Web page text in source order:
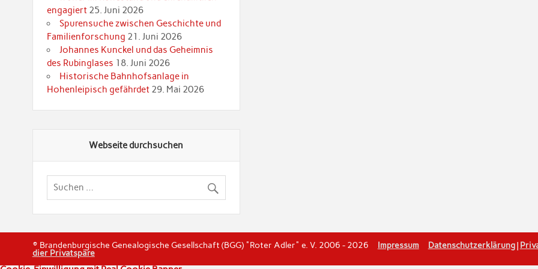
engagiert 25. Juni 2026
Spurensuche zwischen Geschichte und
Familienforschung 21. Juni 2026
Johannes Kunckel und das Geheimnis
des Rubinglases 18. Juni 2026
Historische Bahnhofsanlage in
Hohenleipisch gefährdet 29. Mai 2026
Webseite durchsuchen
© Brandenburgische Genealogische Gesellschaft (BGG) "Roter Adler" e. V. 2006 - 2026 Impressum Datenschutzerklärung|
dier Privatspäre